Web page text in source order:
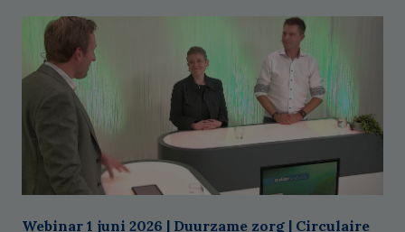
Webinar 1 juni 2026 | Duurzame zorg | Circulaire